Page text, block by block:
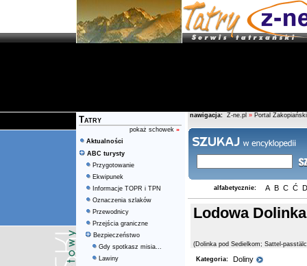
Tatry
pokaż schowek »
Aktualności
ABC turysty
Przygotowanie
Ekwipunek
Informacje TOPR i TPN
Oznaczenia szlaków
Przewodnicy
Przejścia graniczne
Bezpieczeństwo
Gdy spotkasz misia...
Lawiny
nawigacja: Z-ne.pl » Portal Zakopiański
alfabetycznie: A B C Ć D
Lodowa Dolinka
(Dolinka pod Sedielkom; Sattel-
Kategoria: Doliny